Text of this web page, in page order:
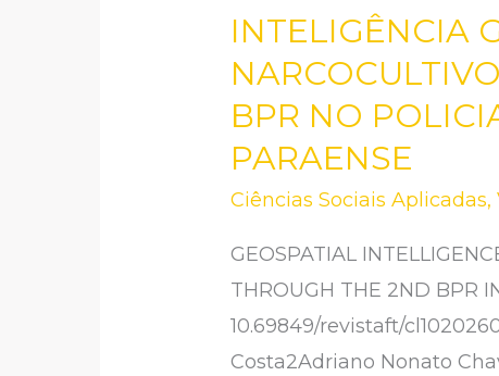
INTELIGÊNCIA
BPR NO
PARAENSE
Ciências Sociais Aplicadas,
GEOSPATIAL
THROUGH THE 2ND BPR
10.69849/revistaft/
Costa2Adriano Nonato
INTELIGÊNCIA
GEOESPACIAL
SUPRESSÃO
DE
NARCOCULTIVOS:
A
EFICÁCIA
DA
PMPA